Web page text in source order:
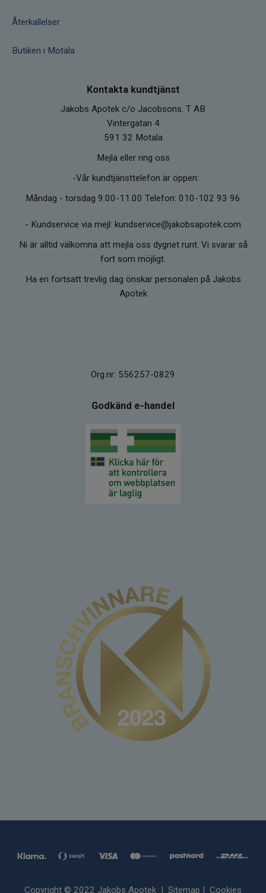
Återkallelser
Butiken i Motala
Kontakta kundtjänst
Jakobs Apotek c/o Jacobsons. T AB
Vintergatan 4
591 32 Motala
Mejla eller ring oss
-Vår kundtjänsttelefon är öppen:
Måndag - torsdag 9.00-11.00 Telefon: 010-102 93 96
- Kundservice via mejl: kundservice@jakobsapotek.com
Ni är alltid välkomna att mejla oss dygnet runt. Vi svarar så
fort som möjligt.
Ha en fortsatt trevlig dag önskar personalen på Jakobs
Apotek
Org.nr: 556257-0829
Godkänd e-handel
Copyright © 2022 Jakobs Apotek | Sitemap | Cookies